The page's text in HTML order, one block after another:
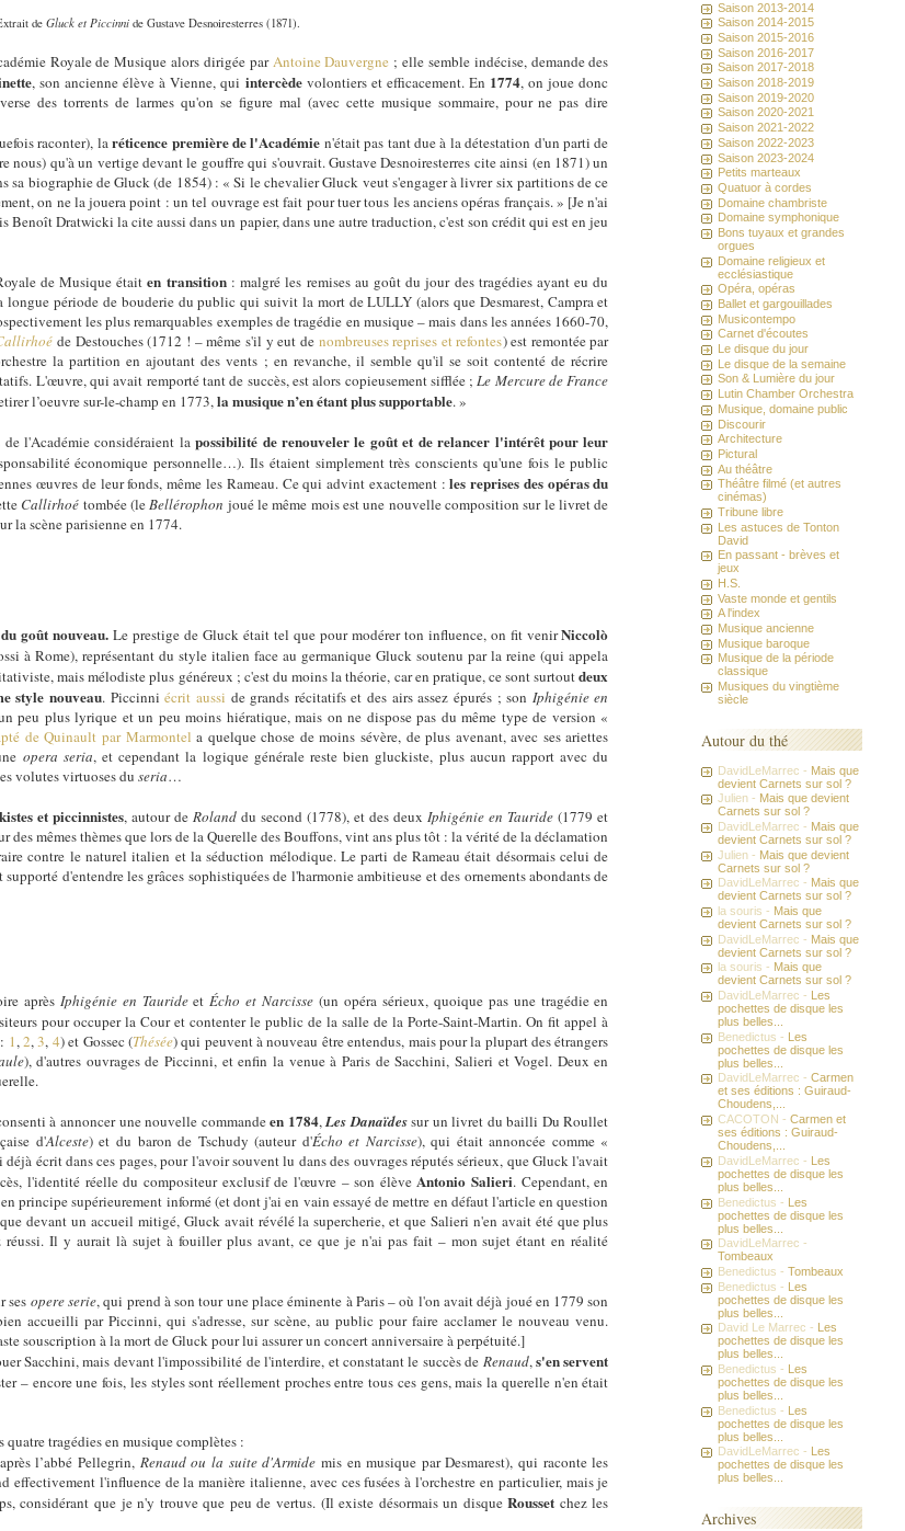
deGluck et Piccinnide Gustave Desnoiresterres (1871).
Royale de Musique alors dirigée parAntoine Dauvergne ; elle semble indécise, demande des
, son ancienne élève à Vienne, qui intercèdevolontiers et efficacement. En 1774, on joue donc
des torrents de larmes qu'on se figure mal (avec cette musique sommaire, pour ne pas dire
raconter), laréticence première de l'Académie n'était pas tant due à la détestation d'un parti de
nous) qu'à un vertige devant le gouffre qui s'ouvrait. Gustave Desnoiresterres cite ainsi (en 1871) un
sa biographie de Gluck (de 1854) : « Si le chevalier Gluck veut s'engager à livrer six partitions de ce
on ne la jouera point : un tel ouvrage est fait pour tuer tous les anciens opéras français. » [Je n'ai
Benoît Dratwicki la cite aussi dans un papier, dans une autre traduction, c'est son crédit qui est en jeu
de Musique était en transition: malgré les remises au goût du jour des tragédies ayant eu du
longue période de bouderie du public qui suivit la mort de LULLY (alors que Desmarest, Campra et
les plus remarquables exemples de tragédie en musique – mais dans les années 1660-70,
de Destouches (1712 ! – même s'il y eut de nombreuses reprises et refontes) est remontée par
la partition en ajoutant des vents ; en revanche, il semble qu'il se soit contenté de récrire
L'œuvre, qui avait remporté tant de succès, est alors copieusement sifflée ;Le Mercure de France
l’oeuvre sur-le-champ en 1773,la musique n’en étant plus supportable. »
l'Académie considéraient lapossibilité de renouveler le goût et de relancer l'intérêt pour leur
économique personnelle…). Ils étaient simplement très conscients qu'une fois le public
œuvres de leur fonds, même les Rameau. Ce qui advint exactement :les reprises des opéras du
Callirhoé tombée (leBellérophon joué le même mois est une nouvelle composition sur le livret de
la scène parisienne en 1774.
goût nouveau. Le prestige de Gluck était tel que pour modérer ton influence, on fit venirNiccolò
à Rome), représentant du style italien face au germanique Gluck soutenu par la reine (qui appela
mais mélodiste plus généreux ; c'est du moins la théorie, car en pratique, ce sont surtoutdeux
style nouveau. Piccinniécrit aussi de grands récitatifs et des airs assez épurés ; son Iphigénie en
peu plus lyrique et un peu moins hiératique, mais on ne dispose pas du même type de version «
de Quinault par Marmontel a quelque chose de moins sévère, de plus avenant, avec ses ariettes
opera seria, et cependant la logique générale reste bien gluckiste, plus aucun rapport avec du
volutes virtuoses duseria…
et piccinnistes, autour deRoland du second (1778), et des deuxIphigénie en Tauride(1779 et
des mêmes thèmes que lors de la Querelle des Bouffons, vint ans plus tôt : la vérité de la déclamation
contre le naturel italien et la séduction mélodique. Le parti de Rameau était désormais celui de
d'entendre les grâces sophistiquées de l'harmonie ambitieuse et des ornements abondants de
après Iphigénie en TaurideetÉcho et Narcisse (un opéra sérieux, quoique pas une tragédie en
pour occuper la Cour et contenter le public de la salle de la Porte-Saint-Martin. On fit appel à
1,2,3, 4) et Gossec (Thésée) qui peuvent à nouveau être entendus, mais pour la plupart des étrangers
), d'autres ouvrages de Piccinni, et enfin la venue à Paris de Sacchini, Salieri et Vogel. Deux en
à annoncer une nouvelle commandeen 1784,Les Danaïdessur un livret du bailli Du Roullet
d'Alceste) et du baron de Tschudy (auteur d'Écho et Narcisse), qui était annoncée comme «
écrit dans ces pages, pour l'avoir souvent lu dans des ouvrages réputés sérieux, que Gluck l'avait
l'identité réelle du compositeur exclusif de l'œuvre – son élèveAntonio Salieri. Cependant, en
principe supérieurement informé (et dont j'ai en vain essayé de mettre en défaut l'article en question
devant un accueil mitigé, Gluck avait révélé la supercherie, et que Salieri n'en avait été que plus
Il y aurait là sujet à fouiller plus avant, ce que je n'ai pas fait – mon sujet étant en réalité
ses opere serie, qui prend à son tour une place éminente à Paris – où l'on avait déjà joué en 1779 son
accueilli par Piccinni, qui s'adresse, sur scène, au public pour faire acclamer le nouveau venu.
souscription à la mort de Gluck pour lui assurer un concert anniversaire à perpétuité.]
Sacchini, mais devant l'impossibilité de l'interdire, et constatant le succès de Renaud,s'en servent
– encore une fois, les styles sont réellement proches entre tous ces gens, mais la querelle n'en était
tragédies en musique complètes :
l’abbé Pellegrin, Renaud ou la suite d'Armide mis en musique par Desmarest), qui raconte les
effectivement l'influence de la manière italienne, avec ces fusées à l'orchestre en particulier, mais je
considérant que je n'y trouve que peu de vertus. (Il existe désormais un disqueRousset chez les
Saison 2013-2014
Saison 2014-2015
Saison 2015-2016
Saison 2016-2017
Saison 2017-2018
Saison 2018-2019
Saison 2019-2020
Saison 2020-2021
Saison 2021-2022
Saison 2022-2023
Saison 2023-2024
Petits marteaux
Quatuor à cordes
Domaine chambriste
Domaine symphonique
Bons tuyaux et grandes
orgues
Domaine religieux et
ecclésiastique
Opéra, opéras
Ballet et gargouillades
Musicontempo
Carnet d'écoutes
Le disque du jour
Le disque de la semaine
Son & Lumière du jour
Lutin Chamber Orchestra
Musique, domaine public
Discourir
Architecture
Pictural
Au théâtre
Théâtre filmé (et autres
cinémas)
Tribune libre
Les astuces de Tonton
David
En passant - brèves et
jeux
H.S.
Vaste monde et gentils
A l'index
Musique ancienne
Musique baroque
Musique de la période
classique
Musiques du vingtième
siècle
Autour du thé
DavidLeMarrec - Mais que
devient Carnets sur sol ?
Julien - Mais que devient
Carnets sur sol ?
DavidLeMarrec - Mais que
devient Carnets sur sol ?
Julien - Mais que devient
Carnets sur sol ?
DavidLeMarrec - Mais que
devient Carnets sur sol ?
la souris - Mais que
devient Carnets sur sol ?
DavidLeMarrec - Mais que
devient Carnets sur sol ?
la souris - Mais que
devient Carnets sur sol ?
DavidLeMarrec - Les
pochettes de disque les
plus belles...
Benedictus - Les
pochettes de disque les
plus belles...
DavidLeMarrec -Carmen
et ses éditions : Guiraud-
Choudens,...
CACOTON -Carmen et
ses éditions : Guiraud-
Choudens,...
DavidLeMarrec - Les
pochettes de disque les
plus belles...
Benedictus - Les
pochettes de disque les
plus belles...
DavidLeMarrec -
Tombeaux
Benedictus -Tombeaux
Benedictus - Les
pochettes de disque les
plus belles...
David Le Marrec -
Les
pochettes de disque les
plus belles...
Benedictus - Les
pochettes de disque les
plus belles...
Benedictus - Les
pochettes de disque les
plus belles...
DavidLeMarrec -
Les
pochettes de disque les
plus belles...
Archives